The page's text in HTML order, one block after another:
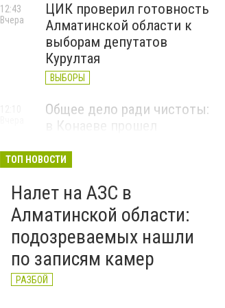
ЦИК проверил готовность
Алматинской области к
выборам депутатов
Курултая
ВЫБОРЫ
12:43
Вчера
Общее дело ради чистоты:
в Конаеве прошел
ЭКОАКЦИЯ
ТОП НОВОСТИ
Налет на АЗС в
Алматинской области:
подозреваемых нашли
по записям камер
РАЗБОЙ